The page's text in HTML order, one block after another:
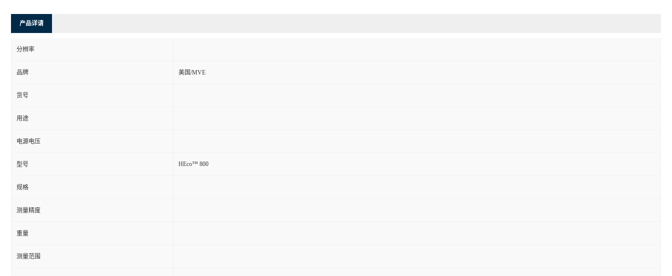
产品详请
分辨率
品牌 美国/MVE
货号
用途
电源电压
型号 HEco™ 800
规格
测量精度
重量
测量范围